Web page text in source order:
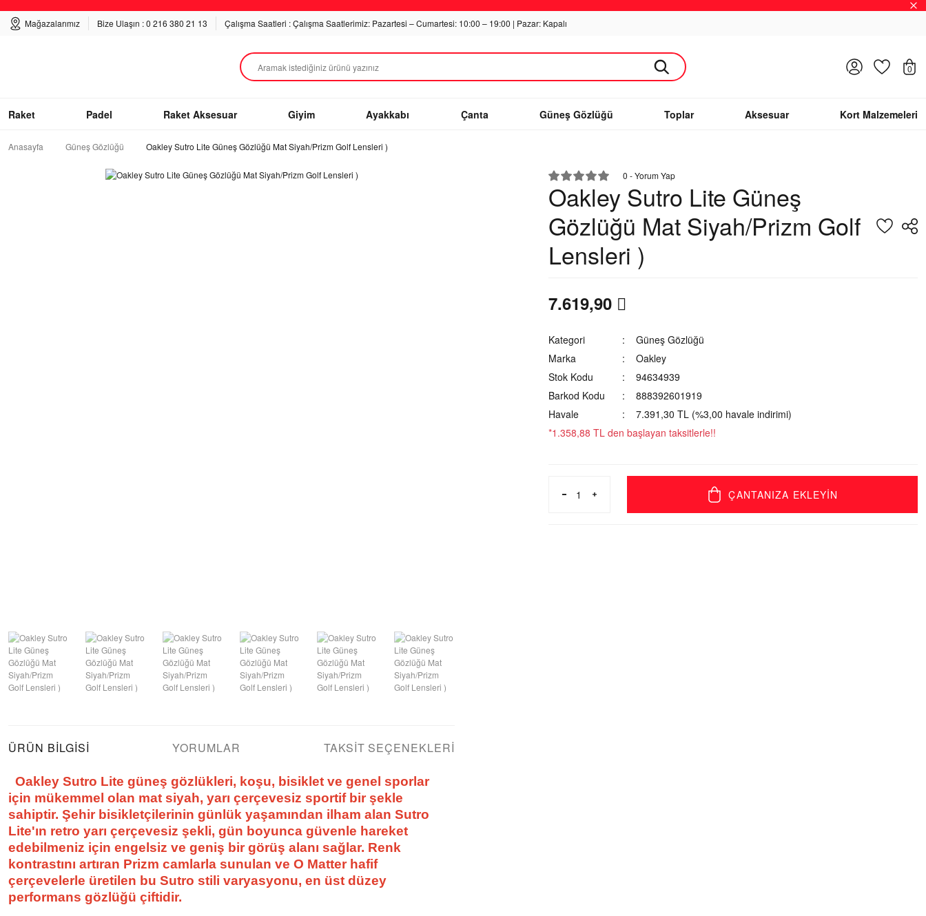
Mağazalarımız Bize Ulaşın : 0 216 380 21 13 Çalışma Saatleri : Çalışma Saatlerimiz: Pazartesi – Cumartesi: 10:00 – 19:00 | Pazar: Kapalı
Giriş Yap 0
Raket Padel Raket Aksesuar Giyim Ayakkabı Çanta Güneş Gözlüğü Toplar Aksesuar Kort Malzemeleri
Anasayfa Güneş Gözlüğü Oakley Sutro Lite Güneş Gözlüğü Mat Siyah/Prizm Golf Lensleri )
ÜRÜN BILGISI YORUMLAR TAKSIT SEÇENEKLERI
Oakley Sutro Lite güneş gözlükleri, koşu, bisiklet ve genel sporlar
için mükemmel olan mat siyah, yarı çerçevesiz sportif bir şekle
sahiptir. Şehir bisikletçilerinin günlük yaşamından ilham alan Sutro
Lite'ın retro yarı çerçevesiz şekli, gün boyunca güvenle hareket
edebilmeniz için engelsiz ve geniş bir görüş alanı sağlar. Renk
kontrastını artıran Prizm camlarla sunulan ve O Matter hafif
çerçevelerle üretilen bu Sutro stili varyasyonu, en üst düzey
performans gözlüğü çiftidir.
0 - Yorum Yap
Oakley Sutro Lite Güneş
Gözlüğü Mat Siyah/Prizm Golf
Lensleri )
7.619,90
Kategori
Güneş Gözlüğü
Marka
Oakley
Stok Kodu
94634939
Barkod Kodu
888392601919
Havale
7.391,30 TL (%3,00 havale indirimi)
*1.358,88 TL den başlayan taksitlerle!!
ÇANTANIZA EKLEYİN